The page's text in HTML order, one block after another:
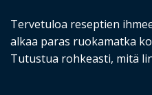
Tervetuloa reseptien
alkaa paras ruokamatka
Tutustua rohkeasti, mitä